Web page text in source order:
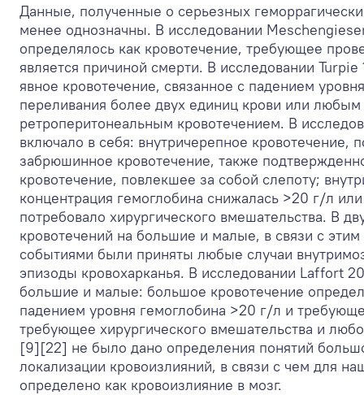
Данные, полученные о серьезных
менее однозначны. В исследовании
определялось как кровотечение, требующее
является причиной смерти. В исследовании
явное кровотечение, связанное с падением
переливания более двух единиц крови или
ретроперитонеальным кровотечением. В
включало в себя: внутричерепное
забрюшинное кровотечение, также
кровотечение, повлекшее за собой слепоту;
концентрация гемоглобина снижалась >20 г/л
потребовало хирургического вмешательства. В
кровотечений на большие и малые, в связи с
событиями были приняты любые случаи
эпизоды кровохарканья. В исследовании Laffort
большие и малые: большое кровотечение
падением уровня гемоглобина >20 г/л и
требующее хирургического вмешательства и
[9][22] не было дано определения понятий
локализации кровоизлияний, в связи с чем для
определено как кровоизлияние в мозг.